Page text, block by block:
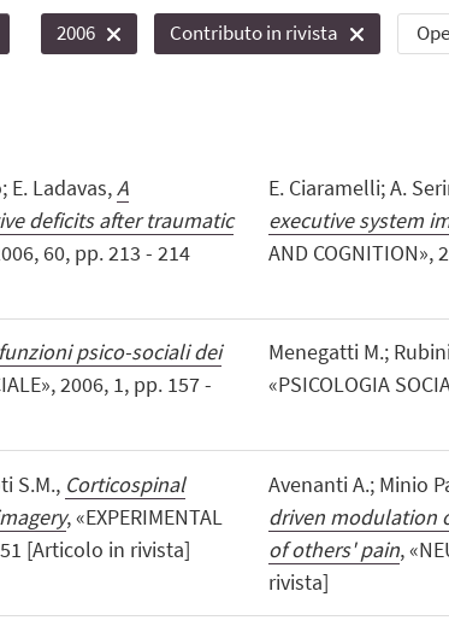
2006 Contributo in rivista
E. Ladavas,A
deficits after traumatic
60, pp. 213 - 214
E. Ciaramelli; A.
executive system
AND
psico-sociali dei
2006, 1, pp. 157 -
Menegatti M.;
«PSICOLOGIA
S.M., Corticospinal
, «EXPERIMENTAL
[Articolo in rivista]
Avenanti A.; Minio
driven modulation
of others' pain,
rivista]